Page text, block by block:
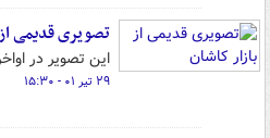
تصویری قدیمی از
این تصویر در
۲۹ تیر ۰۱ - ۱۵:۳۰